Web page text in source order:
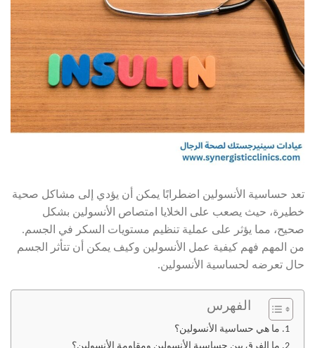
تعد حساسية الأنسولين اضطرابًا يمكن أن يؤدي إلى مشاكل صحية
خطيرة، حيث يصعب على الخلايا امتصاص الأنسولين بشكل
صحيح، مما يؤثر على عملية تنظيم مستويات السكر في الجسم.
من المهم فهم كيفية عمل الأنسولين وكيف يمكن أن تتأثر الجسم
حال تعرضه لحساسية الأنسولين.
الفهرس
ما هي حساسية الأنسولين؟